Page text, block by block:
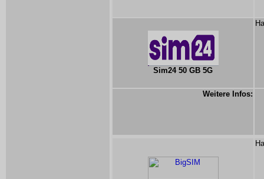
Sim24 50 GB 5G
Weitere Infos: